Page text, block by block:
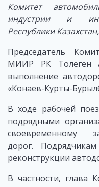
Комитет
индустрии и
Республики
Председатель
МИИР РК Толеген
выполнение
«Конаев-Курты-
В ходе рабочей
подрядными
своевременному
дорог.
реконструкции
В частности, глава